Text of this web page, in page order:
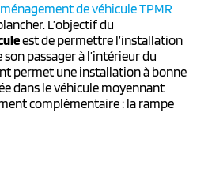
de véhicule TPMR
L’objectif du
est de permettre l’installation
passager à l’intérieur du
permet une installation à bonne
dans le véhicule moyennant
complémentaire : la rampe